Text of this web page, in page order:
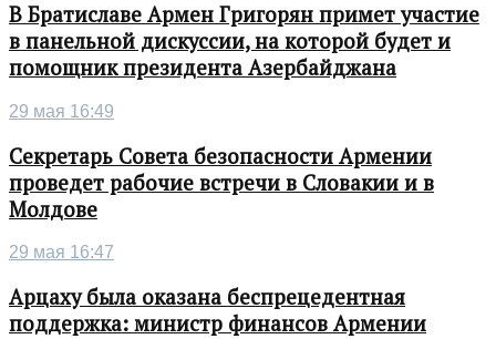
В Братиславе Армен Григорян примет участие
в панельной дискуссии, на которой будет и
помощник президента Азербайджана
29 мая 16:49
Секретарь Совета безопасности Армении
проведет рабочие встречи в Словакии и в
Молдове
29 мая 16:47
Арцаху была оказана беспрецедентная
поддержка: министр финансов Армении